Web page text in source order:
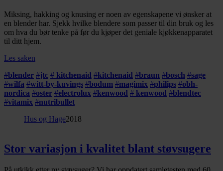
Miksing, hakking og knusing er noen av egenskapene vi ønsker at
en blender har. Sjekk hvilke blendere som passer til din bruk og les
om hva du bør tenke på før du kjøper det geniale kjøkkenapparatet
til ditt hjem.
Les saken
#blender #jtc # kitchenaid #kitchenaid #braun #bosch #sage
#wilfa #witt-by-kuvings #bodum #magimix #philips #obh-
nordica #oster #electrolux #kenwood # kenwood #blendtec
#vitamix #nutribullet
Hus og Hage2018
Stor variasjon i kvalitet blant støvsugere